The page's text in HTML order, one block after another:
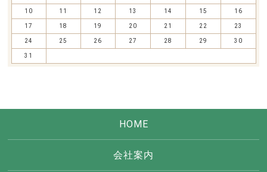
10 11 12 13 14 15 16
17 18 19 20 21 22 23
24 25 26 27 28 29 30
31
HOME
会社案内